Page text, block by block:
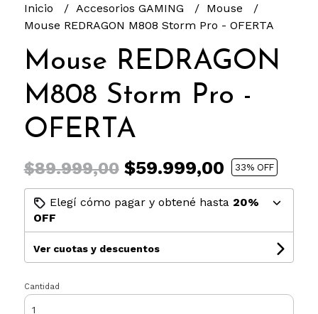
Inicio Accesorios GAMING
Mouse
Mouse REDRAGON M808 Storm Pro - OFERTA
Mouse REDRAGON
M808 Storm Pro -
OFERTA
$89.999,00$59.999,00 33% OFF
Elegí cómo pagar y obtené hasta 20%
OFF
Ver cuotas y descuentos
Cantidad